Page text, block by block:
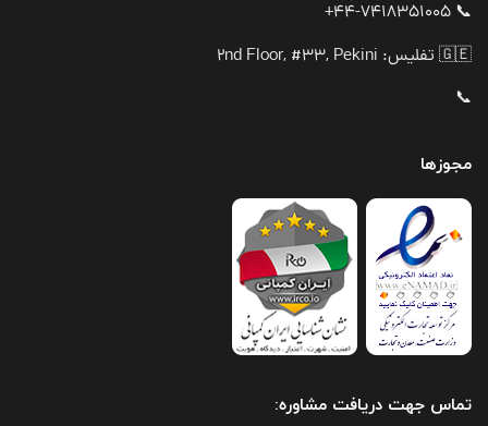
📞 44-7418351005+
🇬🇪 تفلیس: 2nd Floor, #33, Pekini
📞
مجوزها
تماس جهت دریافت مشاوره: